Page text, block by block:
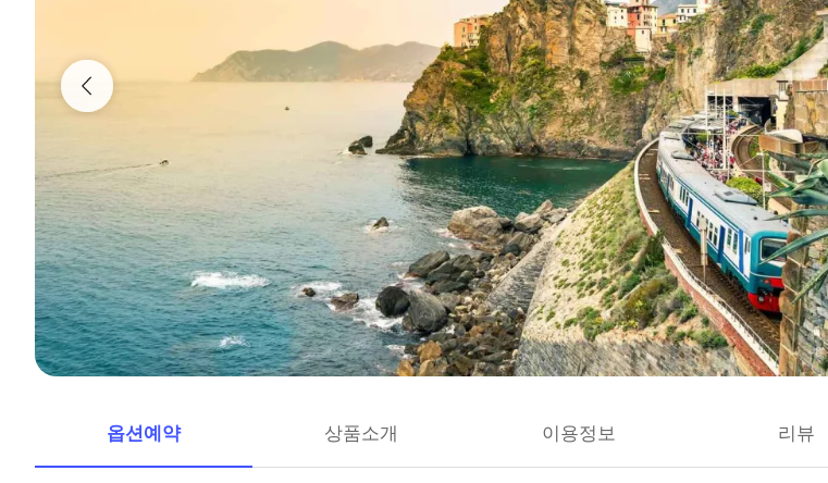
옵션예약 상품소개 이용정보 리뷰